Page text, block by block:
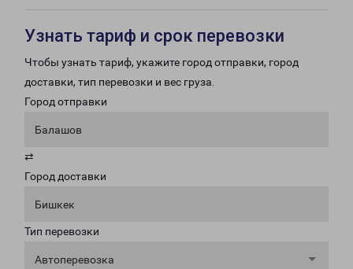
Узнать тариф и срок перевозки
Чтобы узнать тариф, укажите город отправки, город
доставки, тип перевозки и вес груза.
Город отправки
Балашов
⇄
Город доставки
Бишкек
Тип перевозки
Автоперевозка